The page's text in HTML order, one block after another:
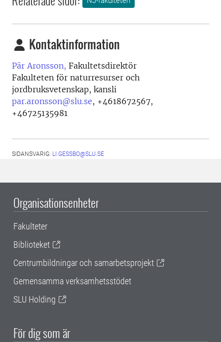
Kontaktinformation
Pär Aronsson, Fakultetsdirektör
Fakulteten för naturresurser och
jordbruksvetenskap, kansli
par.aronsson@slu.se, +4618672567,
+46725135981
SIDANSVARIG: LI.GESSBO@SLU.SE
Organisationsenheter
Fakulteter
Biblioteket
Centrumbildningar och samarbetsprojekt
Gemensamma verksamhetsstödet
SLU Holding
För dig som är